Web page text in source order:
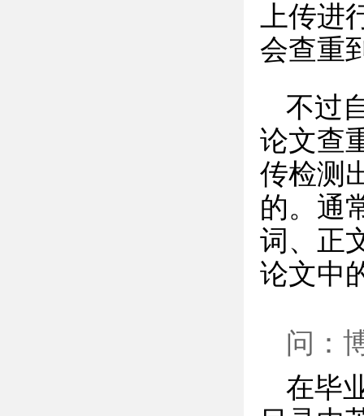
上传
会查重
不过
论文查
传检测
的。通
词、正
论文中
问：
在毕